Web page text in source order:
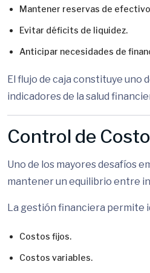
Mantener reservas de
Evitar déficits de liquidez.
Anticipar necesidades de
El flujo de caja constituye uno
indicadores de la salud
Control de
Uno de los mayores desafíos
mantener un equilibrio entre
La gestión financiera permite
Costos fijos.
Costos variables.